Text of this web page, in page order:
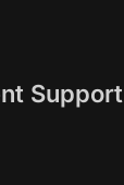
Support